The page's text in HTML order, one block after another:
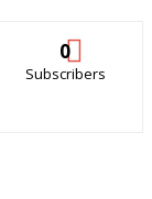
0
Subscribers